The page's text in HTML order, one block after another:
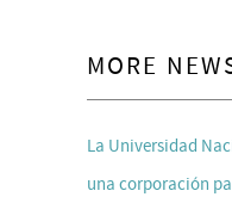
MORE
La Universidad
una corporación